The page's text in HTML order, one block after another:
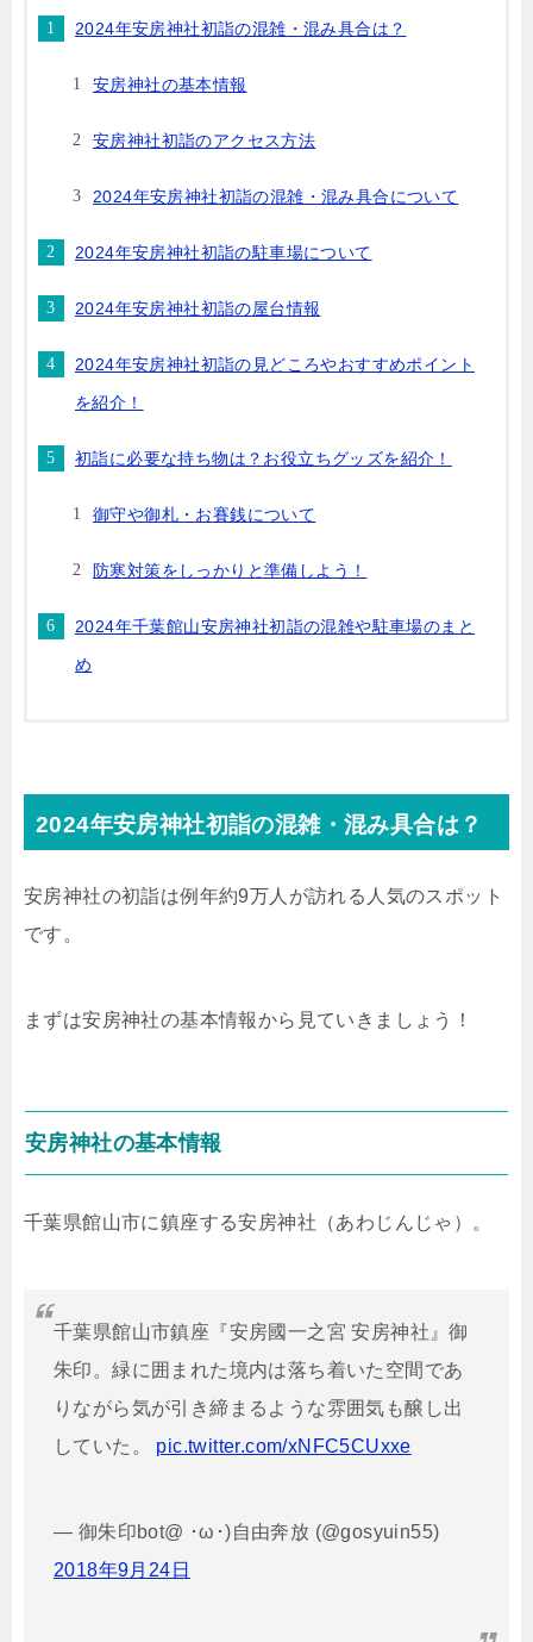
2024年安房神社初詣の混雑・混み具合は？
安房神社の基本情報
安房神社初詣のアクセス方法
2024年安房神社初詣の混雑・混み具合について
2024年安房神社初詣の駐車場について
2024年安房神社初詣の屋台情報
2024年安房神社初詣の見どころやおすすめポイント
を紹介！
初詣に必要な持ち物は？お役立ちグッズを紹介！
御守や御札・お賽銭について
防寒対策をしっかりと準備しよう！
2024年千葉館山安房神社初詣の混雑や駐車場のまと
め
2024年安房神社初詣の混雑・混み具合は？
安房神社の初詣は例年約9万人が訪れる人気のスポット
です。
まずは安房神社の基本情報から見ていきましょう！
安房神社の基本情報
千葉県館山市に鎮座する安房神社（あわじんじゃ）。
千葉県館山市鎮座『安房國一之宮 安房神社』御
朱印。緑に囲まれた境内は落ち着いた空間であ
りながら気が引き締まるような雰囲気も醸し出
していた。 pic.twitter.com/xNFC5CUxxe
— 御朱印bot@ ･ω･)自由奔放 (@gosyuin55)
2018年9月24日